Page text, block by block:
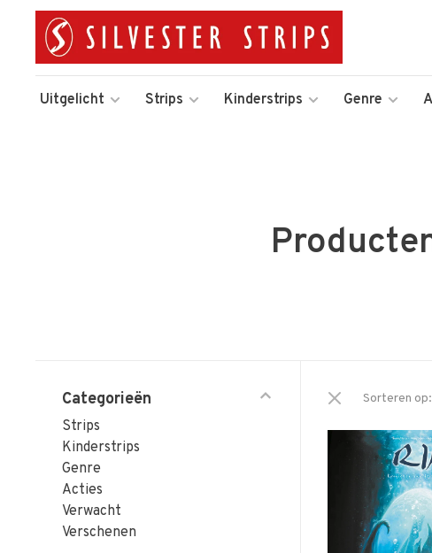
Uitgelicht Strips Kinderstrips Genre
Categorieën
Strips
Kinderstrips
Genre
Acties
Verwacht
Verschenen
Sorteren op: